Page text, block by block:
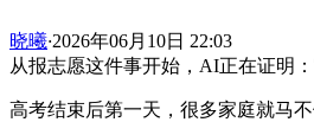
晓曦·2026年06月10日 22:03
从报志愿这件事开始，AI正在证明
高考结束后第一天，很多家庭就马